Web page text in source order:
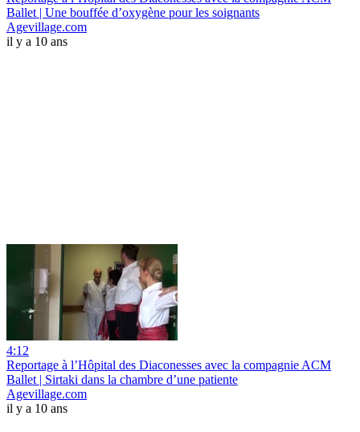
Ballet | Une bouffée d’oxygène pour les soignants
Agevillage.com
il y a 10 ans
4:12
Reportage à l’Hôpital des Diaconesses avec la compagnie ACM
Ballet | Sirtaki dans la chambre d’une patiente
Agevillage.com
il y a 10 ans